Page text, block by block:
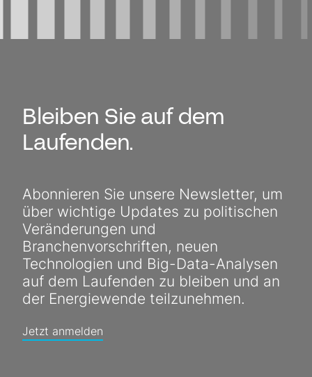
Bleiben Sie auf dem
Laufenden.
Abonnieren Sie unsere Newsletter, um
über wichtige Updates zu politischen
Veränderungen und
Branchenvorschriften, neuen
Technologien und Big-Data-Analysen
auf dem Laufenden zu bleiben und an
der Energiewende teilzunehmen.
Jetzt anmelden